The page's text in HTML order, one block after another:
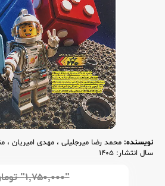
نویسنده: محمد رضا میرجلیلی ، مهدی امیریان ،
سال انتشار: 1405
"۱,۷۵۰,۰۰۰"